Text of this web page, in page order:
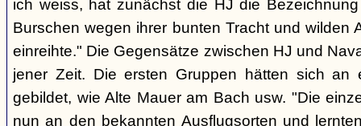
ich weiss, hat zunächst die HJ die
Burschen wegen ihrer bunten Tracht und wilden
einreihte." Die Gegensätze zwischen HJ und
jener Zeit. Die ersten Gruppen hätten sich an
gebildet, wie Alte Mauer am Bach usw. "Die
nun an den bekannten Ausflugsorten und